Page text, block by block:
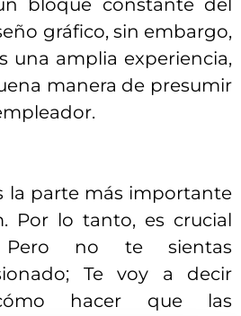
bloque constante del
gráfico, sin embargo,
una amplia experiencia,
manera de presumir
la parte más importante
Por lo tanto, es crucial
Pero no te sientas
Te voy a decir
hacer que las